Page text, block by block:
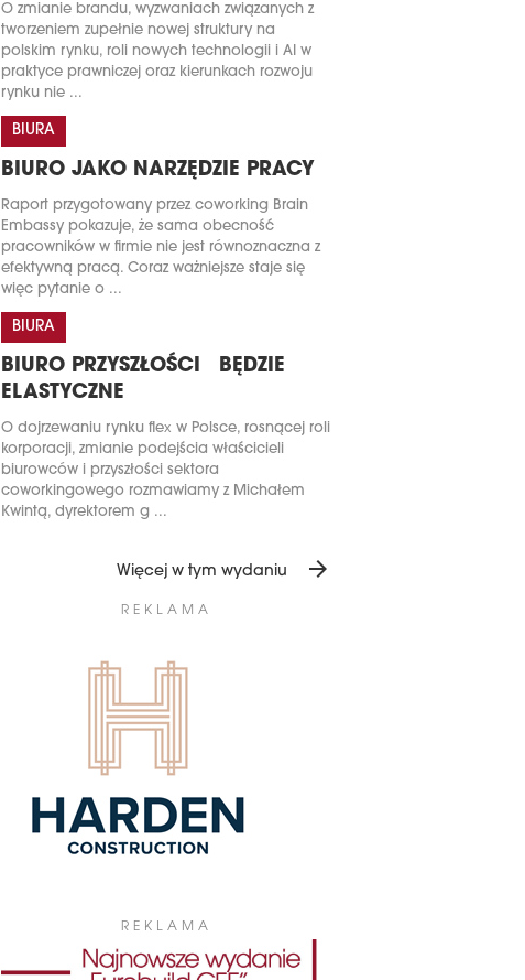
O zmianie brandu, wyzwaniach związanych z
tworzeniem zupełnie nowej struktury na
polskim rynku, roli nowych technologii i AI w
praktyce prawniczej oraz kierunkach rozwoju
rynku nie ...
BIURA
BIURO JAKO NARZĘDZIE PRACY
Raport przygotowany przez coworking Brain
Embassy pokazuje, że sama obecność
pracowników w firmie nie jest równoznaczna z
efektywną pracą. Coraz ważniejsze staje się
więc pytanie o ...
BIURA
BIURO PRZYSZŁOŚCI BĘDZIE
ELASTYCZNE
O dojrzewaniu rynku flex w Polsce, rosnącej roli
korporacji, zmianie podejścia właścicieli
biurowców i przyszłości sektora
coworkingowego rozmawiamy z Michałem
Kwintą, dyrektorem g ...
Więcej w tym wydaniu arrow_forward
REKLAMA
REKLAMA